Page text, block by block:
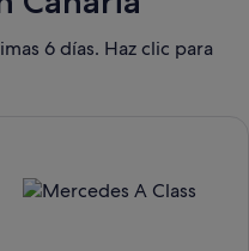
6 días. Haz clic para